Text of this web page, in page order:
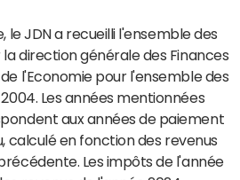
le JDN a recueilli l'ensemble des
direction générale des Finances
l'Economie pour l'ensemble des
Les années mentionnées
aux années de paiement
calculé en fonction des revenus
Les impôts de l'année